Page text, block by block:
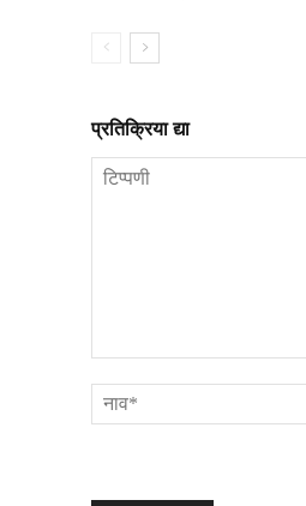
प्रतिक्रिया द्या